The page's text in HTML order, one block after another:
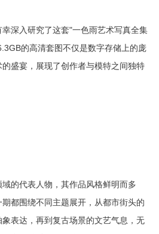
深入研究了这套"一色雨艺术写真全集
的高清套图不仅是数字存储上的庞
盛宴，展现了创作者与模特之间独特
的代表人物，其作品风格鲜明而多
都围绕不同主题展开，从都市街头的
表达，再到复古场景的文艺气息，无